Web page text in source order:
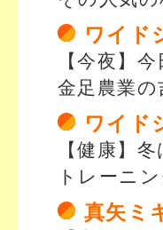
ワイド
【今夜】
金足農業の
ワイド
【健康】
トレーニ
真矢ミ